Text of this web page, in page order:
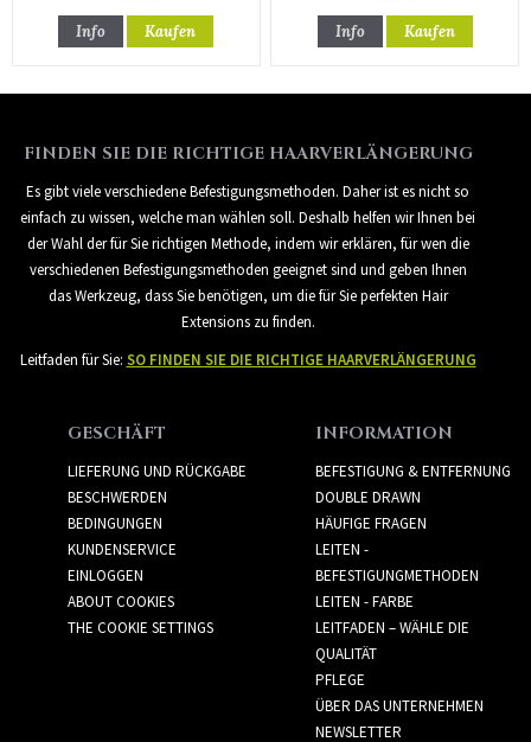
Info Kaufen Info Kaufen
FINDEN SIE DIE RICHTIGE HAARVERLÄNGERUNG
Es gibt viele verschiedene Befestigungsmethoden. Daher ist es nicht so
einfach zu wissen, welche man wählen soll. Deshalb helfen wir Ihnen bei
der Wahl der für Sie richtigen Methode, indem wir erklären, für wen die
verschiedenen Befestigungsmethoden geeignet sind und geben Ihnen
das Werkzeug, dass Sie benötigen, um die für Sie perfekten Hair
Extensions zu finden.
Leitfaden für Sie: SO FINDEN SIE DIE RICHTIGE HAARVERLÄNGERUNG
GESCHÄFT
LIEFERUNG UND RÜCKGABE
BESCHWERDEN
BEDINGUNGEN
KUNDENSERVICE
EINLOGGEN
ABOUT COOKIES
THE COOKIE SETTINGS
INFORMATION
BEFESTIGUNG & ENTFERNUNG
DOUBLE DRAWN
HÄUFIGE FRAGEN
LEITEN -
BEFESTIGUNGMETHODEN
LEITEN - FARBE
LEITFADEN – WÄHLE DIE
QUALITÄT
PFLEGE
ÜBER DAS UNTERNEHMEN
NEWSLETTER